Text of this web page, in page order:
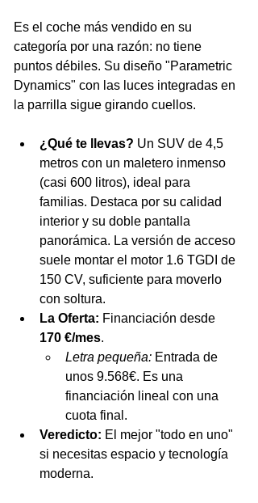
Es el coche más vendido en su
categoría por una razón: no tiene
puntos débiles. Su diseño "Parametric
Dynamics" con las luces integradas en
la parrilla sigue girando cuellos.
¿Qué te llevas? Un SUV de 4,5
metros con un maletero inmenso
(casi 600 litros), ideal para
familias. Destaca por su calidad
interior y su doble pantalla
panorámica. La versión de acceso
suele montar el motor 1.6 TGDI de
150 CV, suficiente para moverlo
con soltura.
La Oferta: Financiación desde
170 €/mes.
Letra pequeña: Entrada de
unos 9.568€. Es una
financiación lineal con una
cuota final.
Veredicto: El mejor "todo en uno"
si necesitas espacio y tecnología
moderna.